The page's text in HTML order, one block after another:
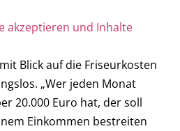
akzeptieren und Inhalte
Blick auf die Friseurkosten
„Wer jeden Monat
20.000 Euro hat, der soll
Einkommen bestreiten